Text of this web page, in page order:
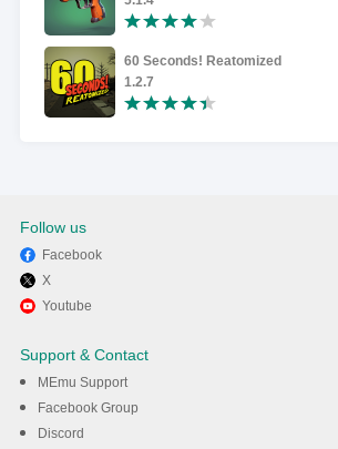
60 Seconds! Reatomized
1.2.7
Follow us
Facebook
X
Youtube
Support & Contact
MEmu Support
Facebook Group
Discord